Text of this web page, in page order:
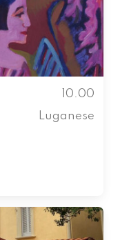
10.00
Luganese